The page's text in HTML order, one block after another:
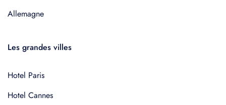
Allemagne
Les grandes villes
Hotel Paris
Hotel Cannes